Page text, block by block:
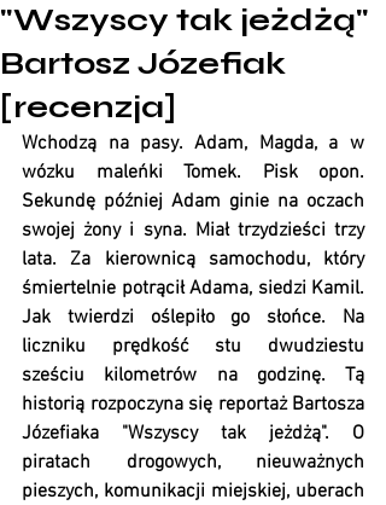
"Wszyscy tak jeżdżą"
Bartosz Józefiak
[recenzja]
Wchodzą na pasy. Adam, Magda, a w
wózku maleńki Tomek. Pisk opon.
Sekundę później Adam ginie na oczach
swojej żony i syna. Miał trzydzieści trzy
lata. Za kierownicą samochodu, który
śmiertelnie potrącił Adama, siedzi Kamil.
Jak twierdzi oślepiło go słońce. Na
liczniku prędkość stu dwudziestu
sześciu kilometrów na godzinę. Tą
historią rozpoczyna się reportaż Bartosza
Józefiaka "Wszyscy tak jeżdżą". O
piratach drogowych, nieuważnych
pieszych, komunikacji miejskiej, uberach